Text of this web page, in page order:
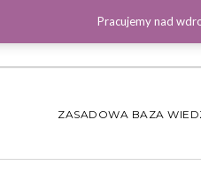
ZASADOWA BAZA
Pracujemy nad